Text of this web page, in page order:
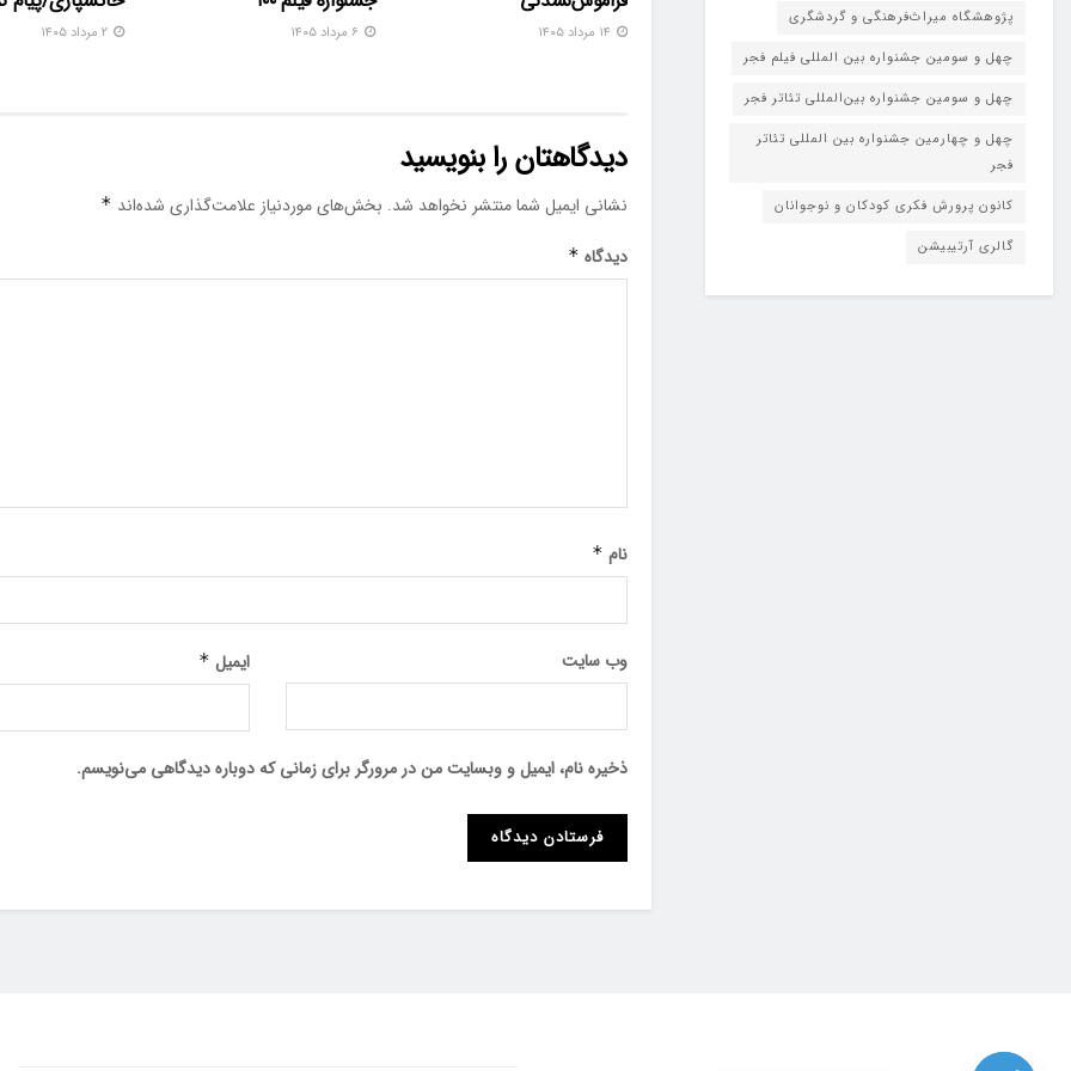
۲ مرداد ۱۴۰۵
دیدگاهتان را بنویسید
نشانی ایمیل شما منتشر نخواهد شد. بخش‌های موردنیاز علامت‌گذاری شده‌اند *
دیدگاه *
نام *
ایمیل * وب‌ سایت
ذخیره نام، ایمیل و وبسایت من در مرورگر برای زمانی که دوباره دیدگاهی می‌نویسم.
پژوهشگاه میراث‌فرهنگی و گردشگری
چهل و سومین جشنواره بین المللی فیلم فجر
چهل و سومین جشنواره بین‌المللی تئاتر فجر
چهل و چهارمین جشنواره بین المللی تئاتر
فجر
کانون پرورش فکری کودکان و نوجوانان
گالری آرتیبیشن